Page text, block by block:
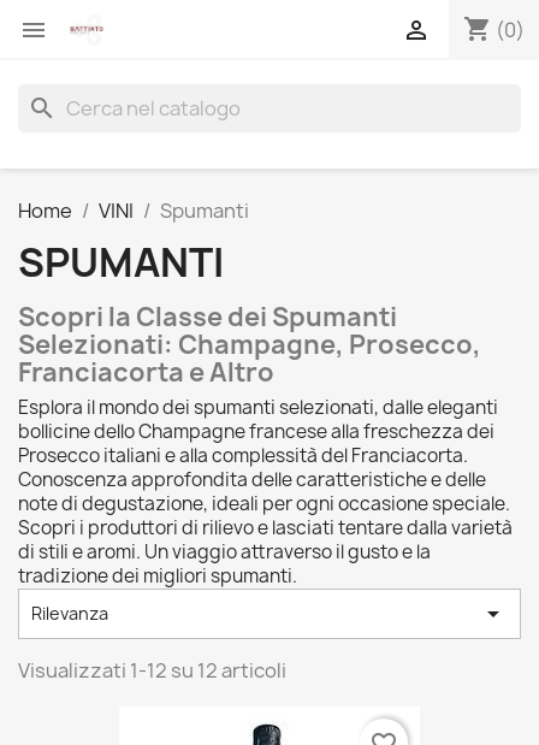
 shopping_cart (0)

search
Home VINI Spumanti
SPUMANTI
Scopri la Classe dei Spumanti
Selezionati: Champagne, Prosecco,
Franciacorta e Altro
Esplora il mondo dei spumanti selezionati, dalle eleganti
bollicine dello Champagne francese alla freschezza dei
Prosecco italiani e alla complessità del Franciacorta.
Conoscenza approfondita delle caratteristiche e delle
note di degustazione, ideali per ogni occasione speciale.
Scopri i produttori di rilievo e lasciati tentare dalla varietà
di stili e aromi. Un viaggio attraverso il gusto e la
tradizione dei migliori spumanti.
Rilevanza 
Visualizzati 1-12 su 12 articoli